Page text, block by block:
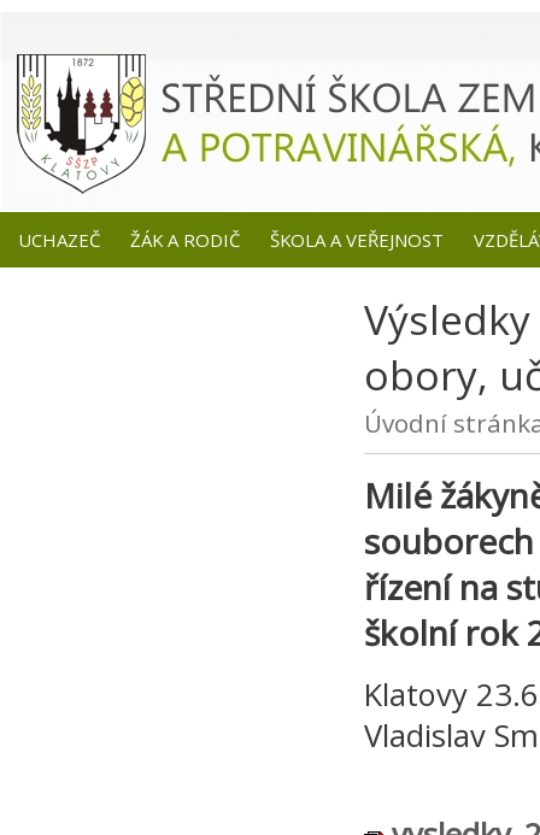
UCHAZEČ ŽÁK A RODIČ ŠKOLA A VEŘEJNOST
obory,
Úvodní
Milé
řízení na
školní rok
Vladislav